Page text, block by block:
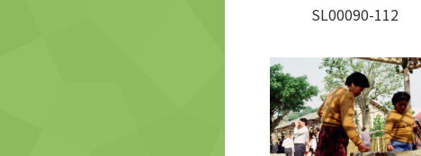
SL00090-112